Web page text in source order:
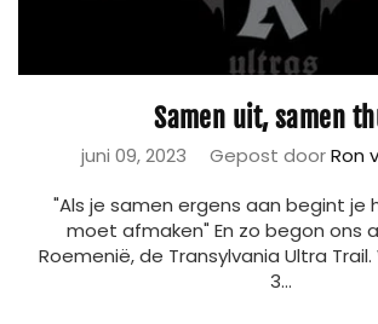
Samen uit, samen
juni 09, 2023 Gepost doorRon
"Als je samen ergens aan begint je
moet afmaken" En zo begon ons
Roemenië, de Transylvania Ultra
3...